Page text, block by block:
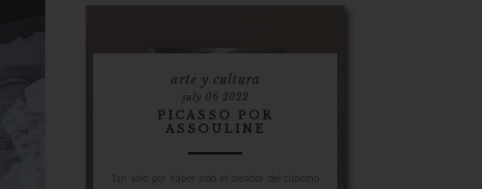
arte y cultura
july 06 2022
PICASSO POR
ASSOULINE
Tan solo por haber sido el creador del cubismo